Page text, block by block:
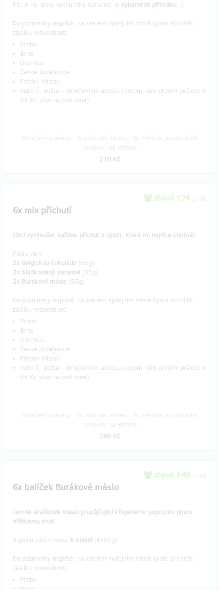
PS: A ne, zrno není uměle barvené, je vybarveno přírodou. :)
Do poznámky napiště, na kterém výdejním místě byste si chtěli
zásilku vyzvednout:
Praha
Brno
Olomouc
České Budějovice
Frýdek-Místek
nebo Č. pošta - doručení na adresu (potom nám prosím pošlete o
85 Kč více na poštovné)
210 Kč
zbývá 124 z 150
6x mix příchutí
Chci vyzkoušet každou příchuť a zjistit, která mi nejvíce chutná!
Pošlu vám:
2x Belgickou čokoládu (55g)
2x Sladkoslaný karamel (55g)
2x Burákové máslo (55g)
Do poznámky napiště, na kterém výdejním místě byste si chtěli
zásilku vyzvednout:
Praha
Brno
Olomouc
České Budějovice
Frýdek-Místek
nebo Č. pošta - doručení na adresu (potom nám prosím pošlete o
95 Kč více na poštovné)
299 Kč
zbývá 149 z 150
6x balíček Burákové máslo
Jemné arašídové máslo propůjčující křupavému popcornu plnou
oříškovou chuť.
A pošlu vám rovnou 6 balení (6x55g).
Do poznámky napiště, na kterém výdejním místě byste si chtěli
zásilku vyzvednout:
Praha
Brno